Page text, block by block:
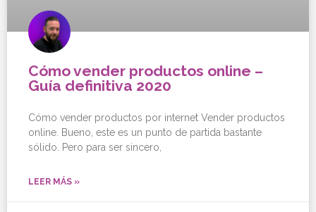
Cómo vender productos online –
Guía definitiva 2020
Cómo vender productos por internet Vender productos
online. Bueno, este es un punto de partida bastante
sólido. Pero para ser sincero,
LEER MÁS »